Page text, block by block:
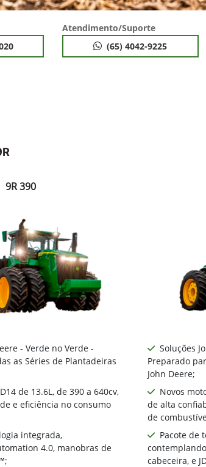
Atendimento/Suporte
(65) 4042-9225
9R 390
- Verde no Verde -
as Séries de Plantadeiras
de 13.6L, de 390 a 640cv,
e eficiência no consumo
integrada,
4.0, manobras de
Soluções
Preparado
John Deere;
Novos
de alta
de
Pacote de
cabeceira, e